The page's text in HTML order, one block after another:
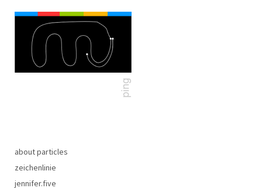
about particles
zeichenlinie
jennifer.five